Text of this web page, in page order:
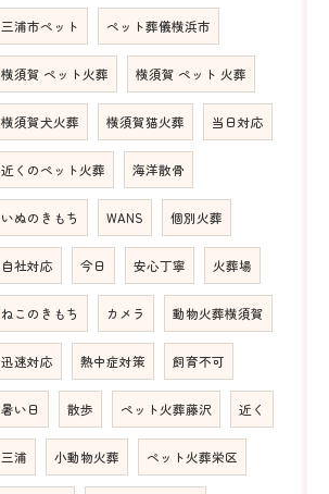
三浦市ペット ペット葬儀横浜市
横須賀 ペット火葬 横須賀 ペット 火葬
横須賀犬火葬 横須賀猫火葬 当日対応
近くのペット火葬 海洋散骨
いぬのきもち WANS 個別火葬
自社対応 今日 安心丁寧 火葬場
ねこのきもち カメラ 動物火葬横須賀
迅速対応 熱中症対策 飼育不可
暑い日 散歩 ペット火葬藤沢 近く
三浦 小動物火葬 ペット火葬栄区